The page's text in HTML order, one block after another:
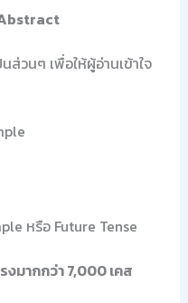
วนๆ เพื่อให้ผู้อ่านเข้าใจ
หรือ Future Tense
มากกว่า 7,000 เคส